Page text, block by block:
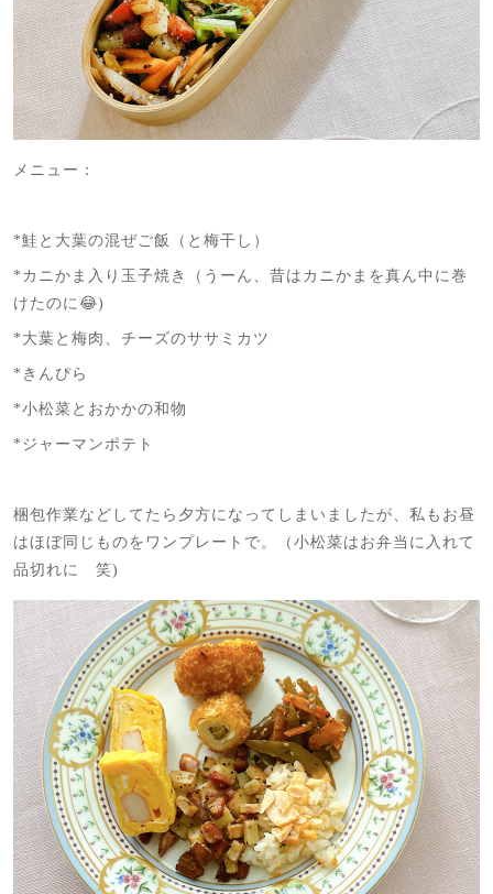
メニュー：
*鮭と大葉の混ぜご飯（と梅干し）
*カニかま入り玉子焼き（うーん、昔はカニかまを真ん中に巻
けたのに😂)
*大葉と梅肉、チーズのササミカツ
*きんぴら
*小松菜とおかかの和物
*ジャーマンポテト
梱包作業などしてたら夕方になってしまいましたが、私もお昼
はほぼ同じものをワンプレートで。（小松菜はお弁当に入れて
品切れに 笑)